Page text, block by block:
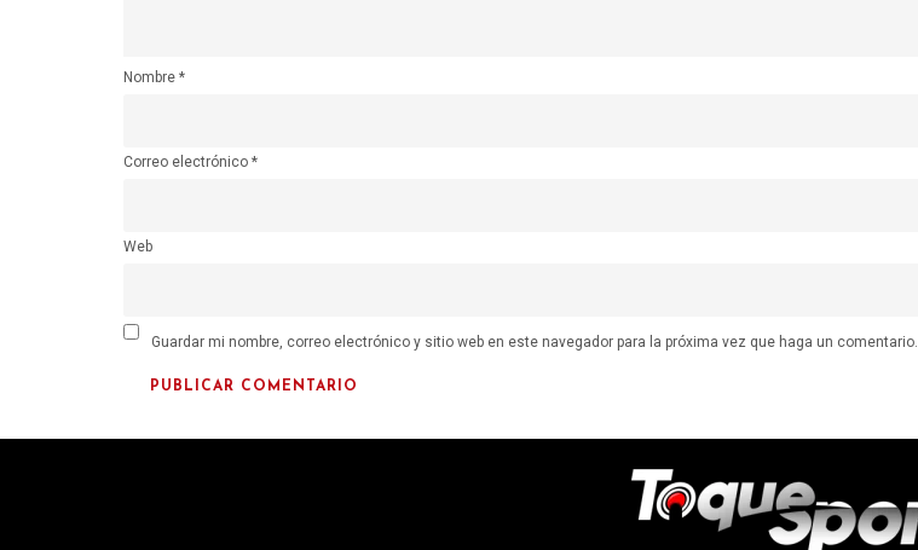
Nombre *
Correo electrónico *
Web
Guardar mi nombre, correo electrónico y sitio web en este navegador para la próxima vez que haga un comentario.